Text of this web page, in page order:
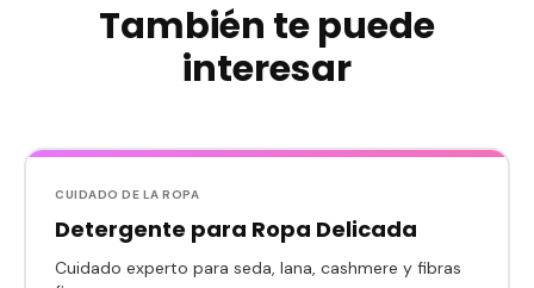
También te puede
interesar
CUIDADO DE LA ROPA
Detergente para Ropa Delicada
Cuidado experto para seda, lana, cashmere y fibras